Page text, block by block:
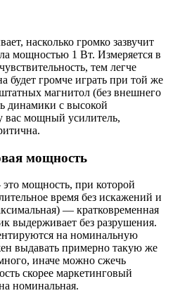
насколько громко зазвучит
мощностью 1 Вт. Измеряется в
тем легче
будет громче играть при той же
магнитол (без внешнего
динамики с высокой
вас мощный усилитель,
мощность
мощность, при которой
время без искажений и
— кратковременная
выдерживает без разрушения.
на номинальную
выдавать примерно такую же
иначе можно сжечь
скорее маркетинговый
номинальная.